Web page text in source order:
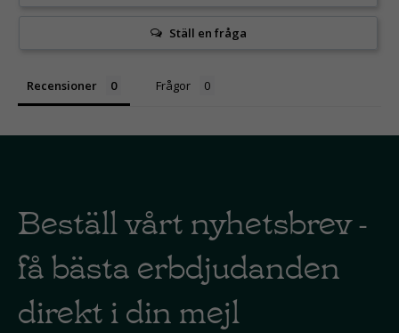
Ställ en fråga
Recensioner Frågor
Beställ vårt nyhetsbrev -
få bästa erbdjudanden
direkt i din mejl